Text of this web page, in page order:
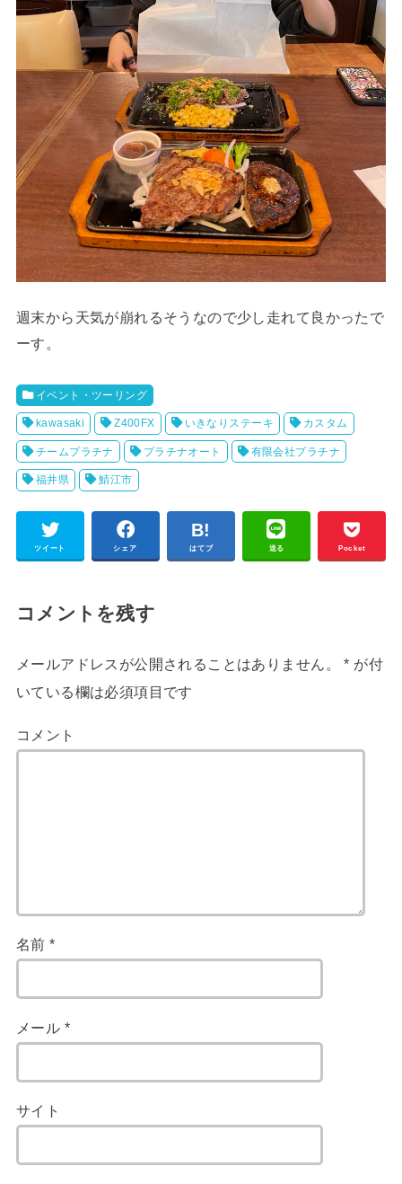
週末から天気が崩れるそうなので少し走れて良かったで
ーす。
イベント・ツーリング
kawasaki Z400FX いきなりステーキ カスタム
チームプラチナ プラチナオート 有限会社プラチナ
福井県 鯖江市
ツイート シェア はてブ 送る Pocket
コメントを残す
メールアドレスが公開されることはありません。 * が付
いている欄は必須項目です
コメント
名前*
メール *
サイト